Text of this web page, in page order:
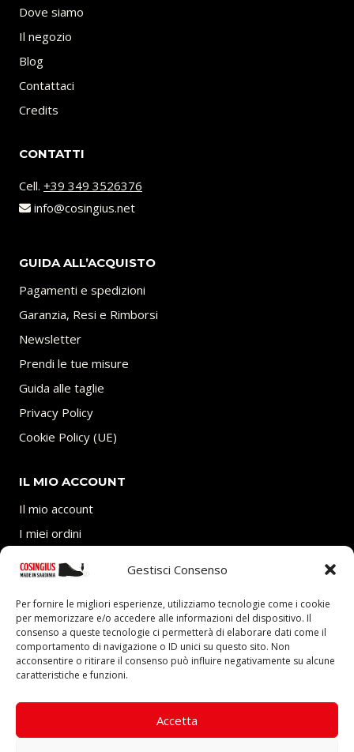
Gestisci Consenso
Per fornire le migliori esperienze, utilizziamo tecnologie come i cookie
per memorizzare e/o accedere alle informazioni del dispositivo. Il
consenso a queste tecnologie ci permetterà di elaborare dati come il
comportamento di navigazione o ID unici su questo sito. Non
acconsentire o ritirare il consenso può influire negativamente su alcune
caratteristiche e funzioni.
Accetta
Dove siamo
Il negozio
Blog
Contattaci
Credits
CONTATTI
Cell. +39 349 3526376
info@cosingius.net
GUIDA ALL’ACQUISTO
Pagamenti e spedizioni
Garanzia, Resi e Rimborsi
Newsletter
Prendi le tue misure
Guida alle taglie
Privacy Policy
Cookie Policy (UE)
IL MIO ACCOUNT
Il mio account
I miei ordini
di Commercio Industria Artigianato e Agricoltura di
Cagliari.